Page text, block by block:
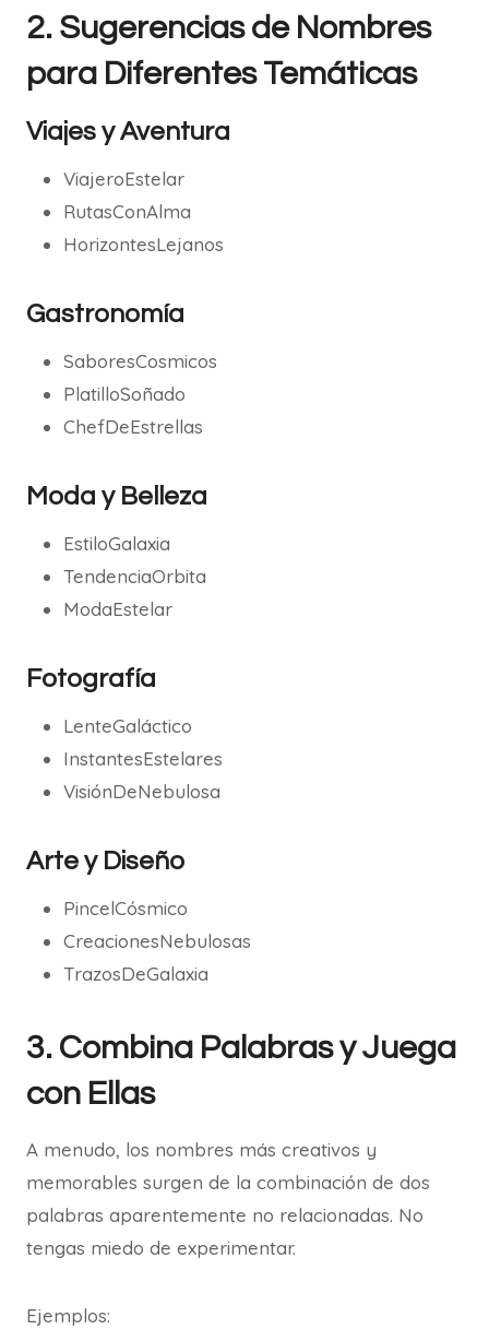
2. Sugerencias de Nombres
para Diferentes Temáticas
Viajes y Aventura
ViajeroEstelar
RutasConAlma
HorizontesLejanos
Gastronomía
SaboresCosmicos
PlatilloSoñado
ChefDeEstrellas
Moda y Belleza
EstiloGalaxia
TendenciaOrbita
ModaEstelar
Fotografía
LenteGaláctico
InstantesEstelares
VisiónDeNebulosa
Arte y Diseño
PincelCósmico
CreacionesNebulosas
TrazosDeGalaxia
3. Combina Palabras y Juega
con Ellas
A menudo, los nombres más creativos y
memorables surgen de la combinación de dos
palabras aparentemente no relacionadas. No
tengas miedo de experimentar.
Ejemplos: